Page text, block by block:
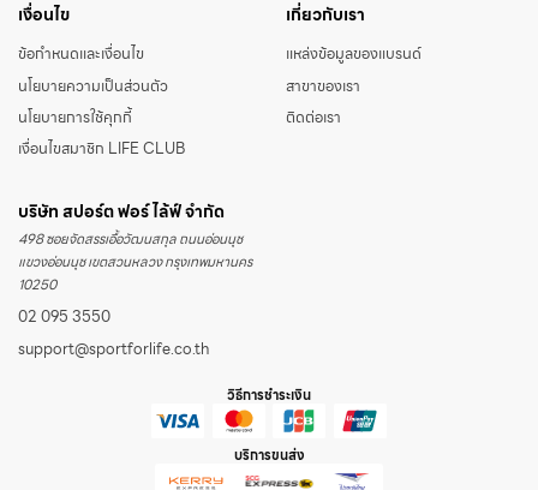
เงื่อนไข
ข้อกำหนดและเงื่อนไข
นโยบายความเป็นส่วนตัว
นโยบายการใช้คุกกี้
เงื่อนไขสมาชิก LIFE CLUB
เกี่ยวกับเรา
แหล่งข้อมูลของแบรนด์
สาขาของเรา
ติดต่อเรา
บริษัท สปอร์ต ฟอร์ ไล้ฟ์ จำกัด
498 ซอยจัดสรรเอื้อวัฒนสกุล ถนนอ่อนนุช
แขวงอ่อนนุช เขตสวนหลวง กรุงเทพมหานคร
10250
02 095 3550
support@sportforlife.co.th
วิธีการชำระเงิน
บริการขนส่ง